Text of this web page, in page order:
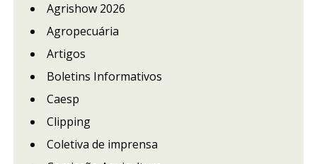
Agrishow 2026
Agropecuária
Artigos
Boletins Informativos
Caesp
Clipping
Coletiva de imprensa